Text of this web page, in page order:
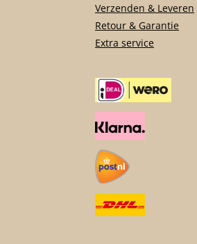
Verzenden & Leveren
Retour & Garantie
Extra service